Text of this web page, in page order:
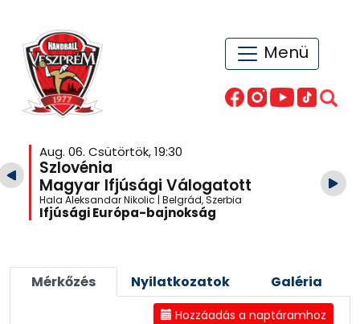
Menü
Aug. 06. Csütörtök, 19:30
Szlovénia
Magyar Ifjúsági Válogatott
Hala Aleksandar Nikolic | Belgrád, Szerbia
Ifjúsági Európa-bajnokság
Mérkőzés Nyilatkozatok Galéria
Hozzáadás a naptáramhoz